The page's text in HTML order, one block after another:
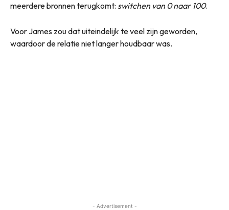
meerdere bronnen terugkomt: switchen van 0 naar 100.
Voor James zou dat uiteindelijk te veel zijn geworden,
waardoor de relatie niet langer houdbaar was.
- Advertisement -